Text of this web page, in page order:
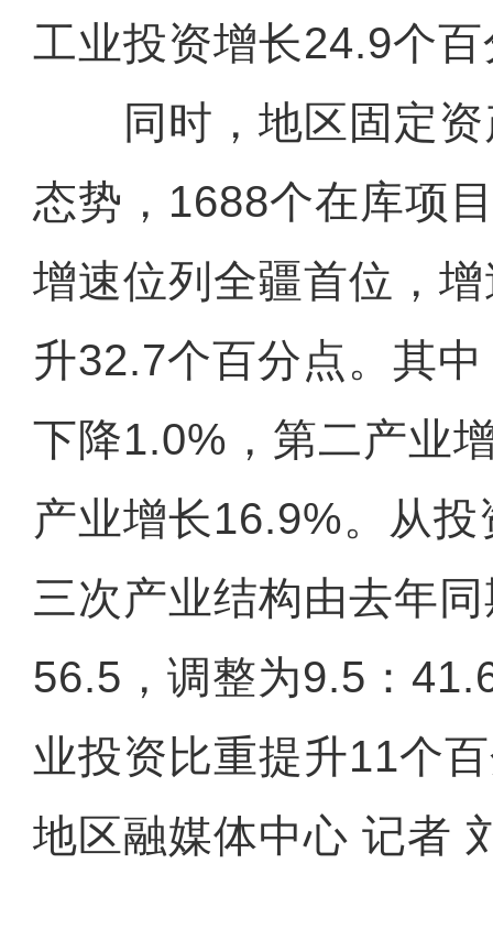
工业投资增长24.9个
同时，地区固定资
态势，1688个在库项
增速位列全疆首位，
升32.7个百分点。其
下降1.0%，第二产业
产业增长16.9%。从
三次产业结构由去年
56.5，调整为9.5：
业投资比重提升11个
地区融媒体中心 记者